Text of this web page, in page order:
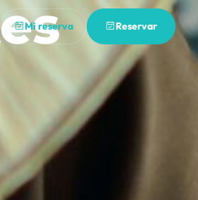
Mi reserva Reservar